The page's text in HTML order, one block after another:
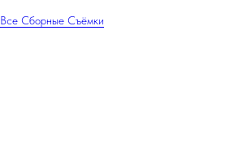
Все Сборные Съёмки